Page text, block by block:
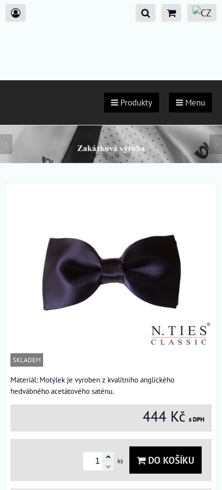
Produkty Menu
SKLADEM
Materiál: Motýlek je vyroben z kvalitního anglického
hedvábného acetátového saténu.
444 Kč s DPH
ks DO KOŠÍKU